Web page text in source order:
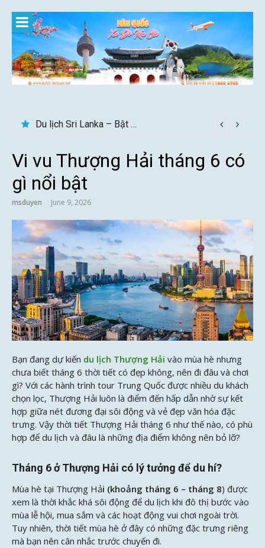
content
Gợi ý – Tháng 7 Hàn Quốc nên đi đâu, mặc gì đẹp?
Vi vu Thượng Hải tháng 6 có
gì nổi bật
msduyen June 9, 2026
Bạn đang dự kiến du lịch Thượng Hải vào mùa hè nhưng
chưa biết tháng 6 thời tiết có đẹp không, nên đi đâu và chơi
gì? Với các hành trình tour Trung Quốc được nhiều du khách
chọn lọc, Thượng Hải luôn là điểm đến hấp dẫn nhờ sự kết
hợp giữa nét đương đại sôi động và vẻ đẹp văn hóa đặc
trưng. Vậy thời tiết Thượng Hải tháng 6 như thế nào, có phù
hợp để du lịch và đâu là những địa điểm không nên bỏ lỡ?
Tháng 6 ở Thượng Hải có lý tưởng để du hí?
Mùa hè tại Thượng Hải (khoảng tháng 6 – tháng 8) được
xem là thời khắc khá sôi động để du lịch khi đô thị bước vào
mùa lễ hội, mua sắm và các hoạt động vui chơi ngoài trời.
Tuy nhiên, thời tiết mùa hè ở đây có những đặc trưng riêng
mà bạn nên cân nhắc trước chuyến đi.